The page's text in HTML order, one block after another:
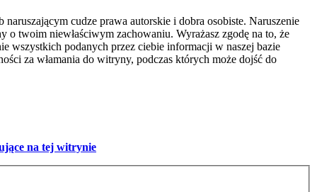
cudze prawa autorskie i dobra osobiste. Naruszenie
twoim niewłaściwym zachowaniu. Wyrażasz zgodę na to, że
wszystkich podanych przez ciebie informacji w naszej bazie
za włamania do witryny, podczas których może dojść do
na tej witrynie